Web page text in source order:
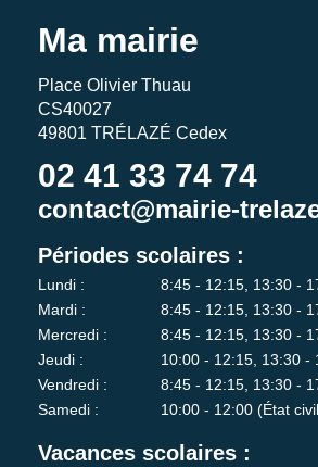
Ma mairie
Place Olivier Thuau
CS40027
49801 TRÉLAZÉ Cedex
02 41 33 74 74
contact@mairie-
Périodes scolaires :
Lundi :
8:45 - 12:15, 13:30 -
Mardi :
8:45 - 12:15, 13:30 -
Mercredi :
8:45 - 12:15, 13:30 -
Jeudi :
10:00 - 12:15, 13:30 -
Vendredi :
8:45 - 12:15, 13:30 -
Samedi :
10:00 - 12:00 (État
Vacances scolaires :